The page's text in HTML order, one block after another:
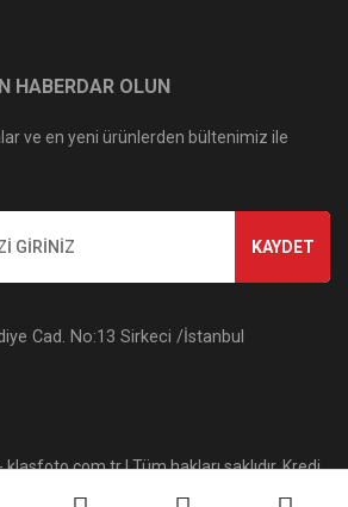
HABERDAR OLUN
ve en yeni ürünlerden bültenimiz ile
KAYDET
Cad. No:13 Sirkeci /İstanbul
klasfoto.com.tr | Tüm hakları saklıdır. Kredi